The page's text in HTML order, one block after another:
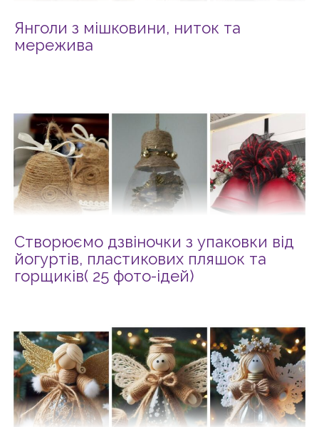
Янголи з мішковини, ниток та
мережива
Створюємо дзвіночки з упаковки від
йогуртів, пластикових пляшок та
горщиків( 25 фото-ідей)